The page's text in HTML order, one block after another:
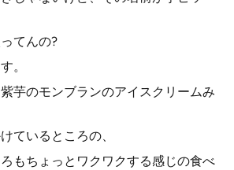
てんの?
。
芋のモンブランのアイスクリームみ
ているところの、
もちょっとワクワクする感じの食べ